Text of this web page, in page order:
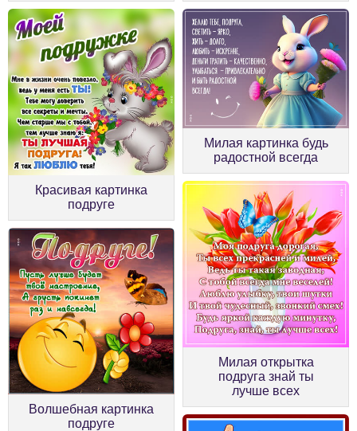
Красивая картинка
подруге
Милая картинка будь
радостной всегда
Волшебная картинка
подруге
Милая открытка
подруга знай ты
лучше всех